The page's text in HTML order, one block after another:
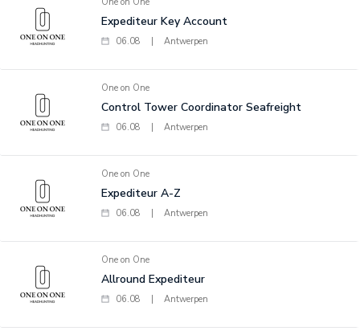
Expediteur Key Account
06.08 Antwerpen
One on One
Control Tower Coordinator Seafreight
06.08 Antwerpen
One on One
Expediteur A-Z
06.08 Antwerpen
One on One
Allround Expediteur
06.08 Antwerpen